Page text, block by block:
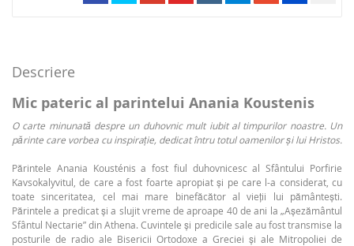
Descriere
Mic pateric al parintelui Anania Koustenis
O carte minunată despre un duhovnic mult iubit al timpurilor noastre. Un
părinte care vorbea cu inspirație, dedicat întru totul oamenilor și lui Hristos.
Părintele Anania Kousténis a fost fiul duhovnicesc al Sfântului Porfirie
Kavsokalyvitul, de care a fost foarte apropiat și pe care l-a considerat, cu
toate sinceritatea, cel mai mare binefăcător al vieții lui pământești.
Părintele a predicat și a slujit vreme de aproape 40 de ani la „Așezământul
Sfântul Nectarie” din Athena. Cuvintele și predicile sale au fost transmise la
posturile de radio ale Bisericii Ortodoxe a Greciei și ale Mitropoliei de